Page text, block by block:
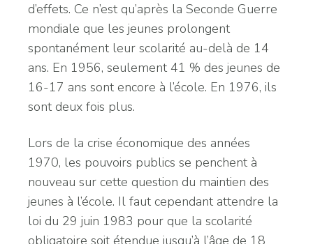
d’effets. Ce n’est qu’après la Seconde Guerre
mondiale que les jeunes prolongent
spontanément leur scolarité au-delà de 14
ans. En 1956, seulement 41 % des jeunes de
16-17 ans sont encore à l’école. En 1976, ils
sont deux fois plus.
Lors de la crise économique des années
1970, les pouvoirs publics se penchent à
nouveau sur cette question du maintien des
jeunes à l’école. Il faut cependant attendre la
loi du 29 juin 1983 pour que la scolarité
obligatoire soit étendue jusqu’à l’âge de 18